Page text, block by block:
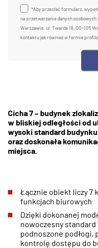
*Aby przesłać formularz,
na przetwarzanie danych
Warszawie, ul. Twarda 18, 00-105
kontaktu jak również w formie
Cicha 7 – budynek
w bliskiej odległości od
wysoki standard
oraz doskonała
miejsca.
Łącznie obiekt liczy 7
funkcjach biurowych
Dzięki dokonanej
nowoczesny
podnoszone podłogi,
kontrolę dostępu do